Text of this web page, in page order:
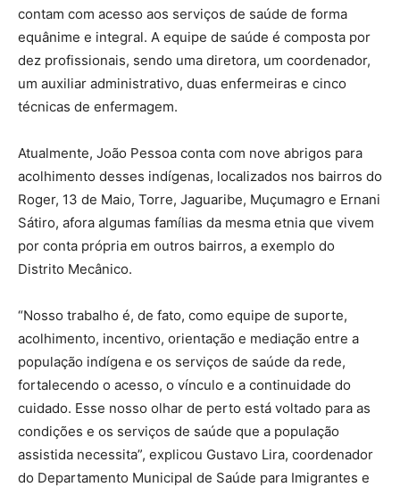
contam com acesso aos serviços de saúde de forma
equânime e integral. A equipe de saúde é composta por
dez profissionais, sendo uma diretora, um coordenador,
um auxiliar administrativo, duas enfermeiras e cinco
técnicas de enfermagem.
Atualmente, João Pessoa conta com nove abrigos para
acolhimento desses indígenas, localizados nos bairros do
Roger, 13 de Maio, Torre, Jaguaribe, Muçumagro e Ernani
Sátiro, afora algumas famílias da mesma etnia que vivem
por conta própria em outros bairros, a exemplo do
Distrito Mecânico.
“Nosso trabalho é, de fato, como equipe de suporte,
acolhimento, incentivo, orientação e mediação entre a
população indígena e os serviços de saúde da rede,
fortalecendo o acesso, o vínculo e a continuidade do
cuidado. Esse nosso olhar de perto está voltado para as
condições e os serviços de saúde que a população
assistida necessita”, explicou Gustavo Lira, coordenador
do Departamento Municipal de Saúde para Imigrantes e